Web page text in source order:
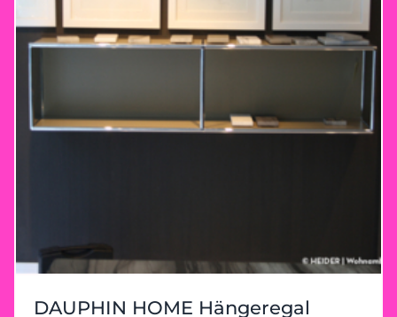
DAUPHIN HOME Hängeregal